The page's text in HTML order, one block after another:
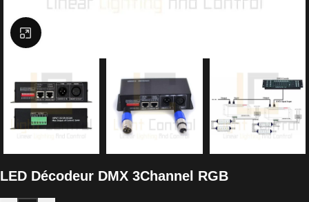
Click to enlarge
LED Décodeur DMX 3Channel RGB